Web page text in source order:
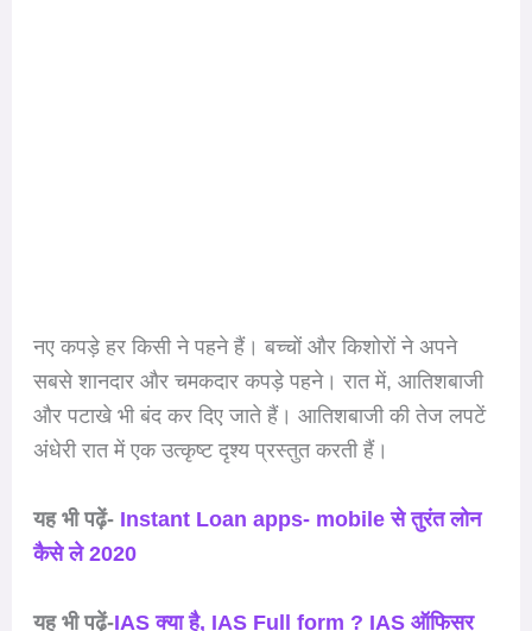
नए कपड़े हर किसी ने पहने हैं। बच्चों और किशोरों ने अपने
सबसे शानदार और चमकदार कपड़े पहने। रात में, आतिशबाजी
और पटाखे भी बंद कर दिए जाते हैं। आतिशबाजी की तेज लपटें
अंधेरी रात में एक उत्कृष्ट दृश्य प्रस्तुत करती हैं।
यह भी पढ़ें-Instant Loan apps- mobile से तुरंत लोन
कैसे ले 2020
यह भी पढ़ें-IAS क्या है, IAS Full form ? IAS ऑफिसर